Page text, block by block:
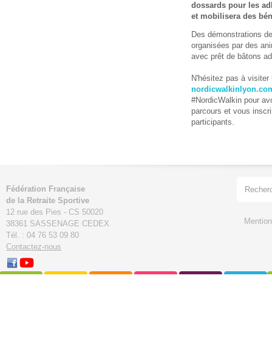
dossards pour les
et mobilisera des
Des démonstrations
organisées par des
avec prêt de bâtons
N'hésitez pas à visiter
#NordicWalkin pour
parcours et vous
participants.
Fédération Française
de la Retraite Sportive
12 rue des Pies - CS 50020
38361 SASSENAGE CEDEX
Tél. : 04 76 53 09 80
Contactez-nous